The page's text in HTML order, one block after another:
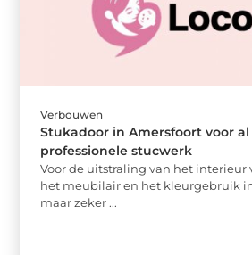
Verbouwen
Stukadoor in Amersfoort voor
professionele stucwerk
Voor de uitstraling van het interieur
het meubilair en het kleurgebruik
maar zeker ...